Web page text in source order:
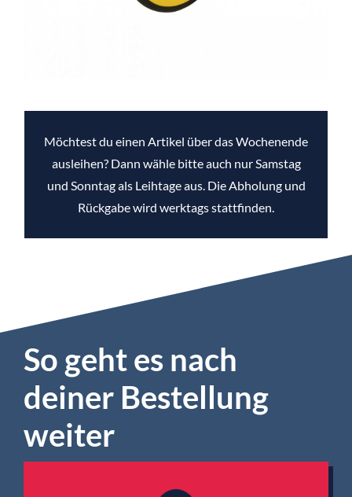
Möchtest du einen Artikel über das Wochenende
ausleihen? Dann wähle bitte auch nur Samstag
und Sonntag als Leihtage aus. Die Abholung und
Rückgabe wird werktags stattfinden.
So geht es nach
deiner Bestellung
weiter